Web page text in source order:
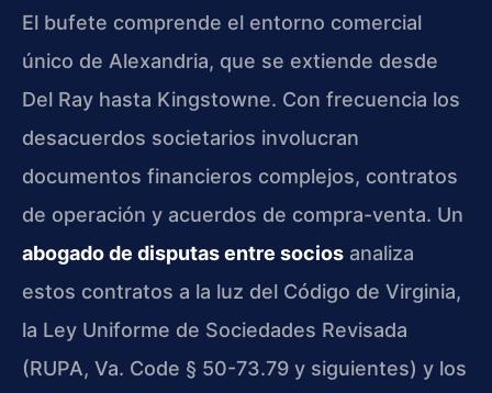
El bufete comprende el entorno comercial
único de Alexandria, que se extiende desde
Del Ray hasta Kingstowne. Con frecuencia los
desacuerdos societarios involucran
documentos financieros complejos, contratos
de operación y acuerdos de compra-venta. Un
abogado de disputas entre socios analiza
estos contratos a la luz del Código de Virginia,
la Ley Uniforme de Sociedades Revisada
(RUPA, Va. Code § 50-73.79 y siguientes) y los